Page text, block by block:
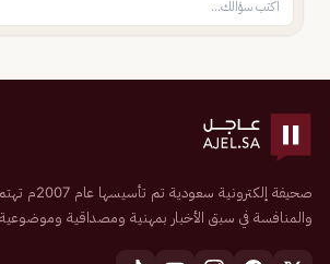
صحيفة
والمنافسة في سبق الأخبار بمهنية ومصداقية وموضوعية